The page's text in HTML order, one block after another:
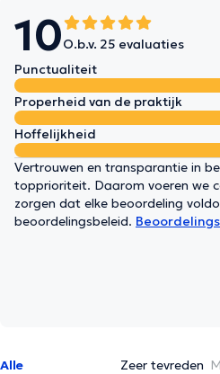
10O.b.v. 25 evaluaties
Punctualiteit
Properheid van de praktijk
Hoffelijkheid
Vertrouwen en transparantie in
topprioriteit. Daarom voeren we
zorgen dat elke beoordeling
beoordelingsbeleid.
Alle
Zeer tevreden